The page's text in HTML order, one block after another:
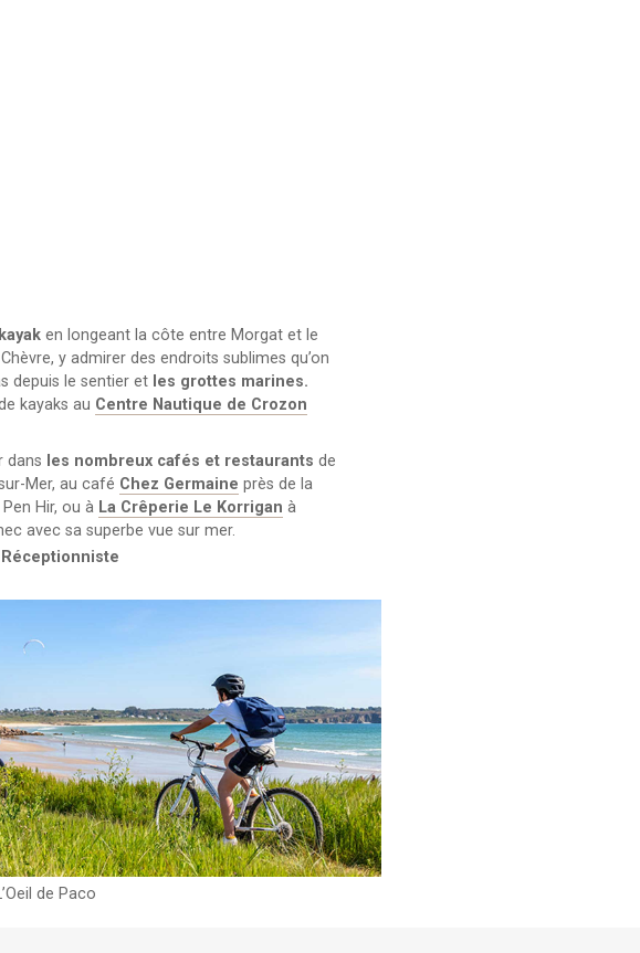
en longeant la côte entre Morgat et le
y admirer des endroits sublimes qu’on
depuis le sentier et les grottes marines.
kayaks au Centre Nautique de Crozon
dans les nombreux cafés et restaurants de
Mer, au café Chez Germaine près de la
Hir, ou à La Crêperie Le Korrigan à
avec sa superbe vue sur mer.
de Paco